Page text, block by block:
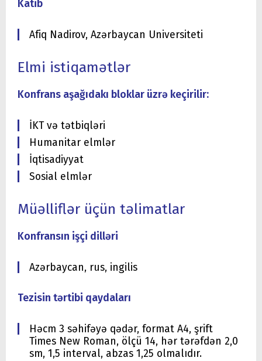
Katib
Afiq Nadirov, Azərbaycan Universiteti
Elmi istiqamətlər
Konfrans aşağıdakı bloklar üzrə keçirilir:
İKT və tətbiqləri
Humanitar elmlər
İqtisadiyyat
Sosial elmlər
Müəlliflər üçün təlimatlar
Konfransın işçi dilləri
Azərbaycan, rus, ingilis
Tezisin tərtibi qaydaları
Həcm 3 səhifəyə qədər, format A4, şrift
Times New Roman, ölçü 14, hər tərəfdən 2,0
sm, 1,5 interval, abzas 1,25 olmalıdır.